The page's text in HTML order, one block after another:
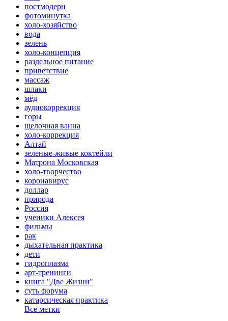
постмодерн
фотоминутка
холо-хозяйство
вода
зелень
холо-концепция
раздельное питание
приветствие
массаж
шлаки
мёд
аудиокоррекция
горы
щелочная ванна
холо-коррекция
Алтай
зеленые-живые коктейли
Матрона Московская
холо-творчество
коронавирус
доллар
природа
Россия
ученики Алексея
фильмы
рак
дыхательная практика
дети
гидроплазма
арт-тренинги
книга "Две Жизни"
суть форума
катарсическая практика
Все метки